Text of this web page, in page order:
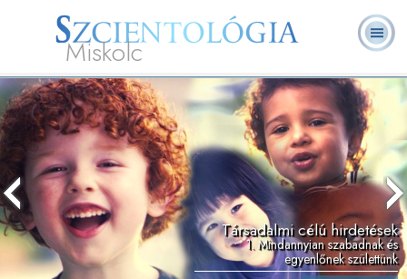
Miskolc
L. Ron
Hubbard
Mi a
Szcientológia?
Önkéntes
lelkészek
GYIK Könyvek
Online
tanfolyamok
Társadalmi célú hirdetések
1. Mindannyian szabadnak és
egyenlőnek születtünk